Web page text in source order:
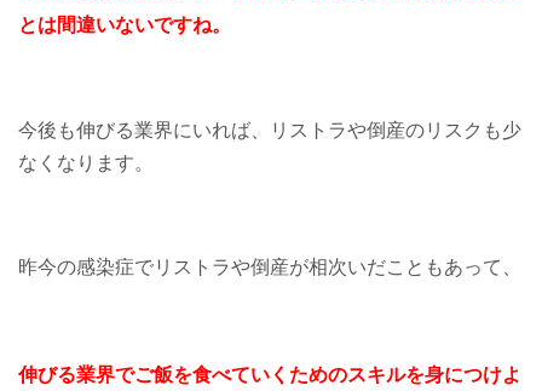
とは間違いないですね。
今後も伸びる業界にいれば、リストラや倒産のリスクも少
なくなります。
昨今の感染症でリストラや倒産が相次いだこともあって、
伸びる業界でご飯を食べていくためのスキルを身につけよ